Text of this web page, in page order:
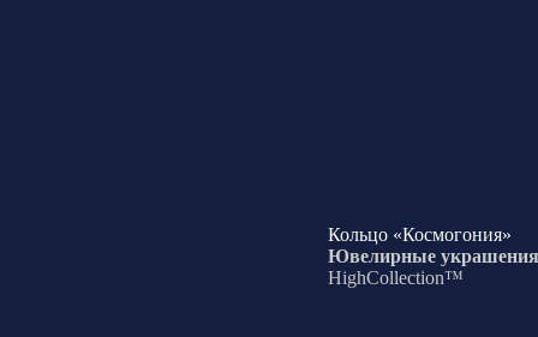
Кольцо «Космогония»
Ювелирные украшения
HighCollection™